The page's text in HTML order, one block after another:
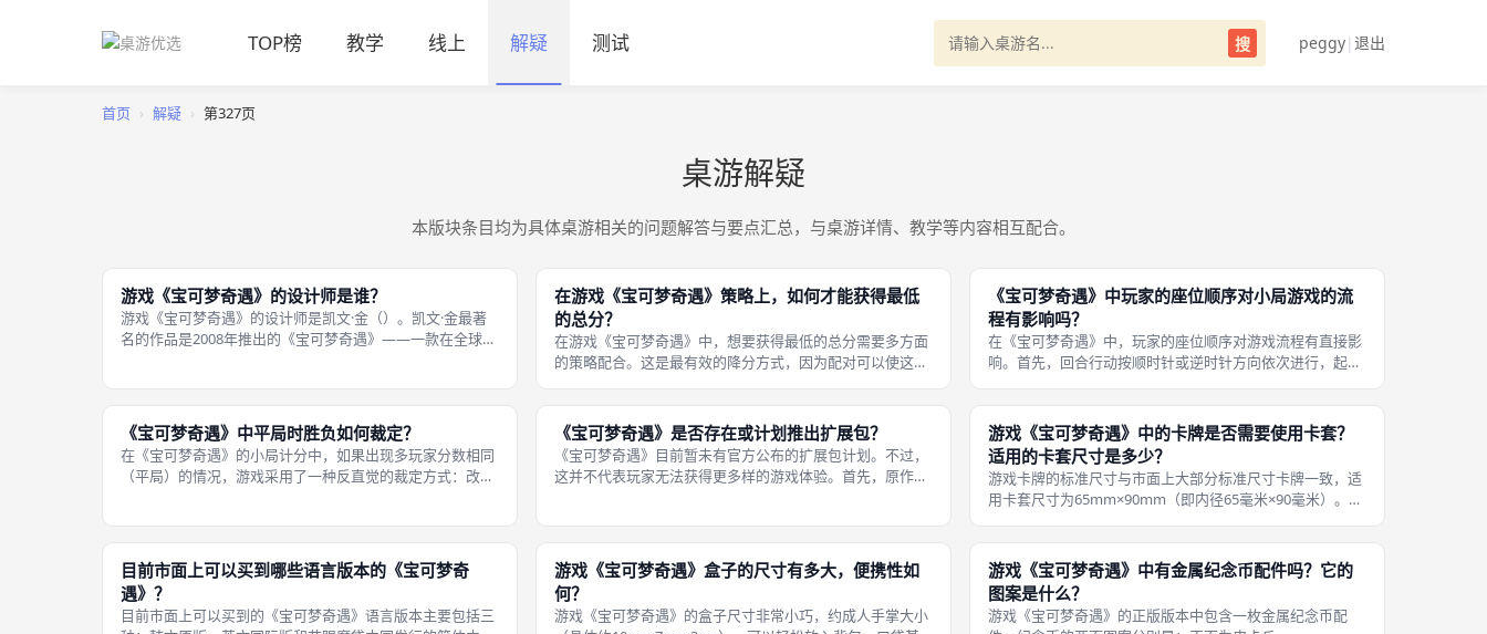
TOP榜 教学 线上 解疑 测试 搜 peggy| 退出
首页 › 解疑 › 第327页
桌游解疑
本版块条目均为具体桌游相关的问题解答与要点汇总，与桌游详情、教学等内容相互配合。
游戏《宝可梦奇遇》的设计师是谁？
游戏《宝可梦奇遇》的设计师是凯文·金（）。凯文·金最著
名的作品是2008年推出的《宝可梦奇遇》——一款在全球桌
洁、节奏流畅的聚会向卡牌
在游戏《宝可梦奇遇》策略上，如何才能获得最低
的总分？
在游戏《宝可梦奇遇》中，想要获得最低的总分需要多方面
的策略配合。这是最有效的降分方式，因为配对可以使这一
凑出上下两张相同数字的对子。 你可以通过卡比兽交换位
置、百变怪复制数字、或从弃牌堆中
《宝可梦奇遇》中玩家的座位顺序对小局游戏的流
程有影响吗？
在《宝可梦奇遇》中，玩家的座位顺序对游戏流程有直接影
响。首先，回合行动按顺时针或逆时针方向依次进行，起始
玩家开始）。 因此，闪电鸟的效果方向由座位顺序决定，这
是一个重要的策略考量因素。座位
《宝可梦奇遇》中平局时胜负如何裁定？
在《宝可梦奇遇》的小局计分中，如果出现多玩家分数相同
（平局）的情况，游戏采用了一种反直觉的裁定方式：改由
全不同。 这个设定的目的非常明确
《宝可梦奇遇》是否存在或计划推出扩展包？
《宝可梦奇遇》目前暂未有官方公布的扩展包计划。不过，
这并不代表玩家无法获得更多样的游戏体验。首先，原作
改计分方式等。 这些扩展可以通过桌
游戏《宝可梦奇遇》中的卡牌是否需要使用卡套？
适用的卡套尺寸是多少？
游戏卡牌的标准尺寸与市面上大部分标准尺寸卡牌一致，适
用卡套尺寸为65mm×90mm（即内径65毫米×90毫米）。游
对于经常参加桌游聚会、卡牌容易磨损的情况。 这一尺寸适
用于Ultra Pr
目前市面上可以买到哪些语言版本的《宝可梦奇
遇》？
目前市面上可以买到的《宝可梦奇遇》语言版本主要包括三
游戏《宝可梦奇遇》盒子的尺寸有多大，便携性如
何？
游戏《宝可梦奇遇》的盒子尺寸非常小巧，约成人手掌大小
游戏《宝可梦奇遇》中有金属纪念币配件吗？它的
图案是什么？
游戏《宝可梦奇遇》的正版版本中包含一枚金属纪念币配